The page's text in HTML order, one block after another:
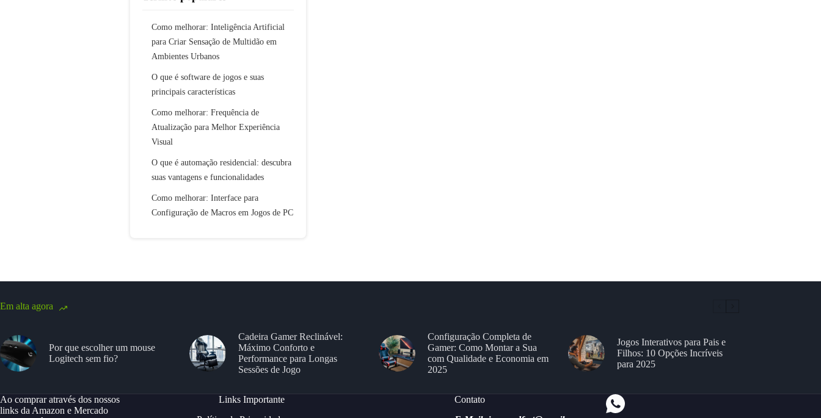
Como melhorar: Inteligência Artificial
para Criar Sensação de Multidão em
Ambientes Urbanos
O que é software de jogos e suas
principais características
Como melhorar: Frequência de
Atualização para Melhor Experiência
Visual
O que é automação residencial: descubra
suas vantagens e funcionalidades
Como melhorar: Interface para
Configuração de Macros em Jogos de PC
Em alta agora
Por que escolher um mouse
Logitech sem fio?
Cadeira Gamer Reclinável:
Máximo Conforto e
Performance para Longas
Sessões de Jogo
Configuração Completa de
Gamer: Como Montar a Sua
com Qualidade e Economia em
2025
Jogos Interativos para Pais e
Filhos: 10 Opções Incríveis
para 2025
Ao comprar através dos nossos
links da Amazon e Mercado
Links Importante
Contato